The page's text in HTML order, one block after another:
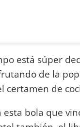
está súper
de la
de
bola que